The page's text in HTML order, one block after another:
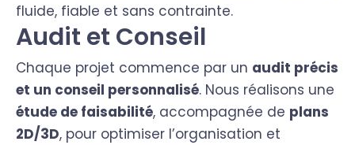
fluide, fiable et sans contrainte.
Audit et Conseil
Chaque projet commence par un audit précis
et un conseil personnalisé. Nous réalisons une
étude de faisabilité, accompagnée de plans
2D/3D, pour optimiser l’organisation et